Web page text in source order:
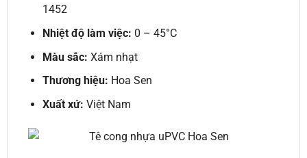
1452
Nhiệt độ làm việc: 0 – 45°C
Màu sắc: Xám nhạt
Thương hiệu: Hoa Sen
Xuất xứ: Việt Nam